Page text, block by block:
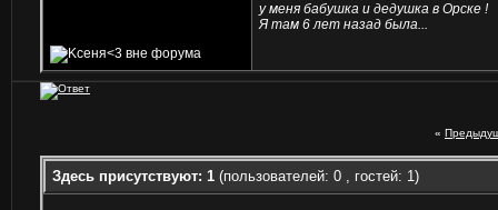
у меня бабушка и дедушка в Орске !
Я там 6 лет назад была...
«
Здесь присутствуют: 1 (пользователей: 0 , гостей: 1)